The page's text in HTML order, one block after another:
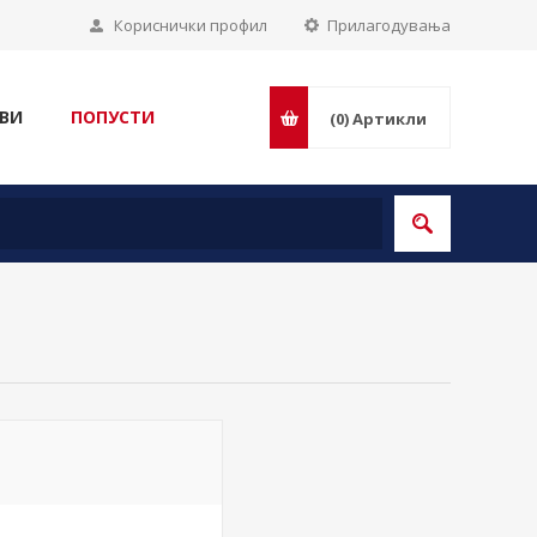
Прилагодувања
Кориснички профил
ПОПУСТИ (0)Артикли